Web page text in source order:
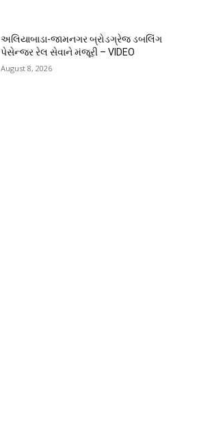
અલિયાબાડા-જામનગર બ્રોડગ્રેજ ડબલિંગ
પેસેન્જર રેલ સેવાને મંજૂરી – VIDEO
August 8, 2026